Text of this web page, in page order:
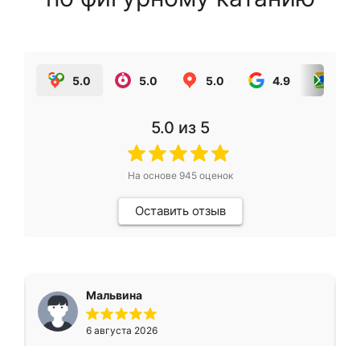
5.0 5.0 5.0 4.9
5.0 из 5
На основе 945оценок
Оставить отзыв
Мальвина
6 августа 2026